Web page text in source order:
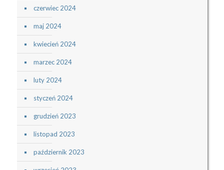
czerwiec 2024
maj 2024
kwiecień 2024
marzec 2024
luty 2024
styczeń 2024
grudzień 2023
listopad 2023
październik 2023